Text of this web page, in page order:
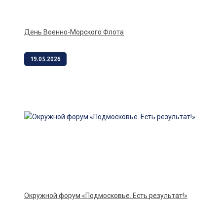
День Военно-Морского Флота
19.05.2026
Окружной форум «Подмосковье. Есть результат!»